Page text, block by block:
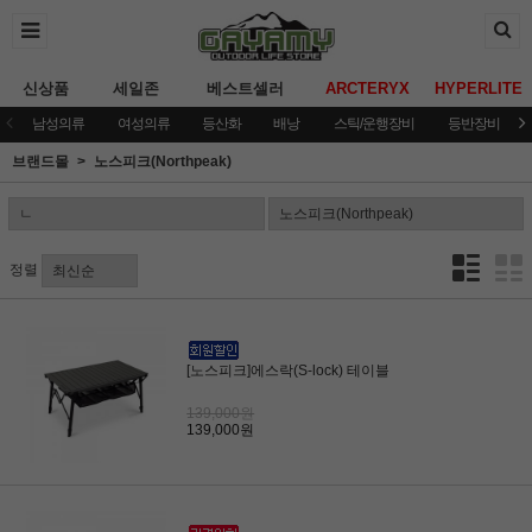
신상품 세일존 베스트셀러 ARCTERYX HYPERLITE
남성의류 여성의류 등산화 배낭 스틱/운행장비 등반장비
브랜드몰 노스피크(Northpeak)
정렬
[노스피크]에스락(S-lock) 테이블
139,000원
139,000원